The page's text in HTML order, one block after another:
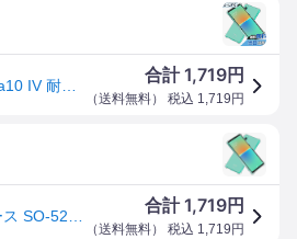
合計1,719円
（送料無料） 税込 1,719 円
合計1,719円
（送料無料） 税込 1,719 円